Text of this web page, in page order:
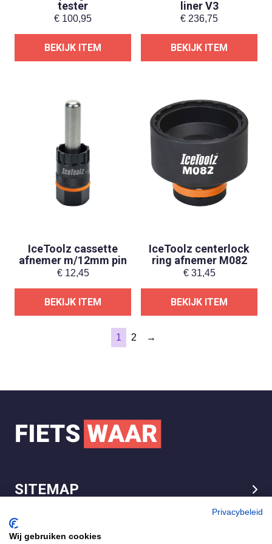
tester
€ 100,95
BEKIJK ITEM
liner V3
€ 236,75
BEKIJK ITEM
IceToolz cassette
afnemer m/12mm pin
€12,45
BEKIJK ITEM
IceToolz centerlock
ring afnemer M082
€31,45
BEKIJK ITEM
1 2 →
SITEMAP
LEGAL
Privacybeleid
Wij gebruiken cookies